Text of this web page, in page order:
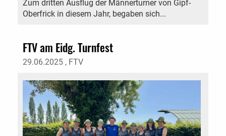
Zum dritten Ausflug der Männerturner von Gipf-
Oberfrick in diesem Jahr, begaben sich...
FTV am Eidg. Turnfest
29.06.2025 , FTV